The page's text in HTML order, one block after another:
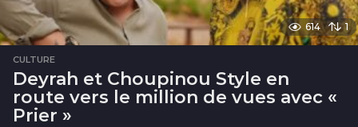
614 1
CULTURE
Deyrah et Choupinou Style en
route vers le million de vues avec «
Prier »